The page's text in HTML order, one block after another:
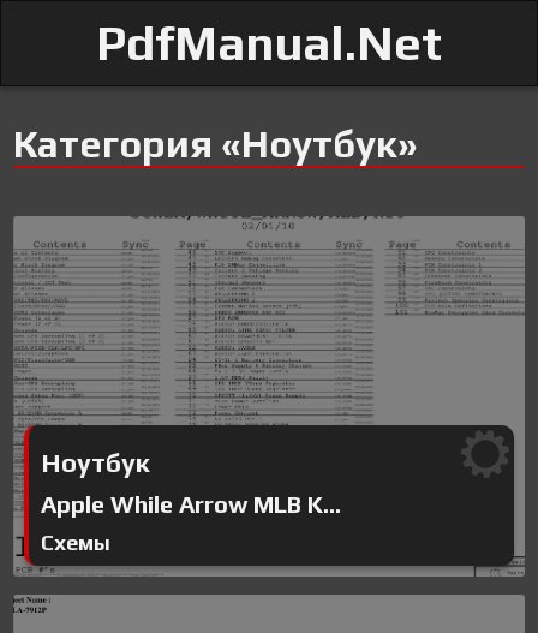
PdfManual.Net
Категория «Ноутбук»
Ноутбук
Apple While Arrow MLB K...
Схемы